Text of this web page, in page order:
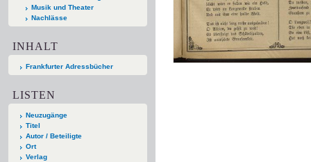
Musik und Theater
Nachlässe
INHALT
Frankfurter Adressbücher
LISTEN
Neuzugänge
Titel
Autor / Beteiligte
Ort
Verlag